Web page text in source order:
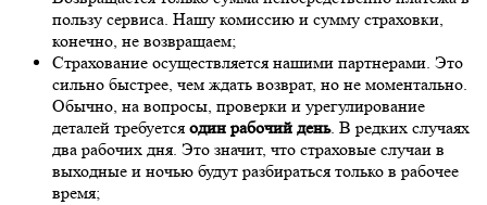
пользу сервиса. Нашу комиссию и сумму страховки,
конечно, не возвращаем;
Страхование осуществляется нашими партнерами. Это
сильно быстрее, чем ждать возврат, но не моментально.
Обычно, на вопросы, проверки и урегулирование
деталей требуется один рабочий день. В редких случаях
два рабочих дня. Это значит, что страховые случаи в
выходные и ночью будут разбираться только в рабочее
время;